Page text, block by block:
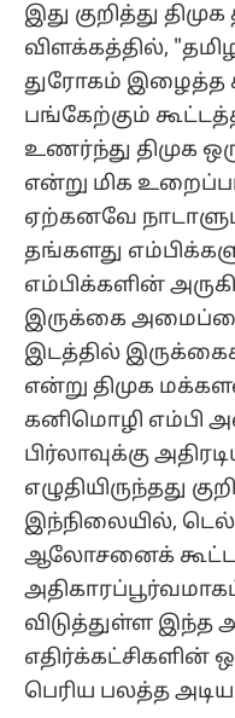
இது குறித்து
விளக்கத்தில்,
துரோகம் இழைத்த
பங்கேற்கும்
உணர்ந்து திமுக
என்று மிக
ஏற்கனவே
தங்களது
எம்பிக்களின்
இருக்கை அமைப்பை
இடத்தில்
என்று திமுக
கனிமொழி எம்பி
பிர்லாவுக்கு
எழுதியிருந்தது
இந்நிலையில்,
ஆலோசனைக்
விடுத்துள்ள இந்த
எதிர்க்கட்சிகளின்
பெரிய பலத்த